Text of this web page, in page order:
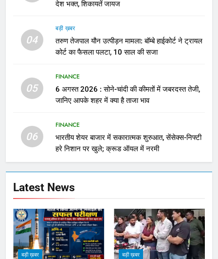
देश भक्त, शिकायतें जायज
04
बड़ी ख़बर
तरुण तेजपाल यौन उत्पीड़न मामला: बॉम्बे हाईकोर्ट ने ट्रायल
कोर्ट का फैसला पलटा, 10 साल की सजा
05
FINANCE
6 अगस्त 2026 : सोने-चांदी की कीमतों में जबरदस्त तेजी,
जानिए आपके शहर में क्या है ताजा भाव
06
FINANCE
भारतीय शेयर बाजार में सकारात्मक शुरुआत, सेंसेक्स-निफ्टी
हरे निशान पर खुले; क्रूड ऑयल में नरमी
Latest News
बड़ी ख़बर बड़ी ख़बर